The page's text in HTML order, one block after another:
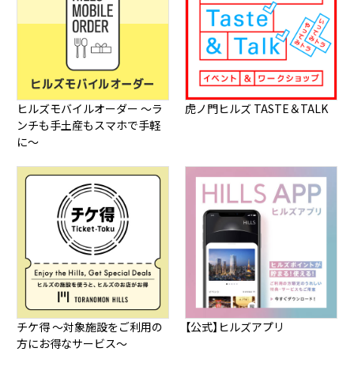
ヒルズモバイルオーダー ～ラ
ンチも手土産もスマホで手軽
に～
虎ノ門ヒルズ TASTE＆TALK
チケ得 ～対象施設をご利用の
方にお得なサービス～
【公式】ヒルズアプリ